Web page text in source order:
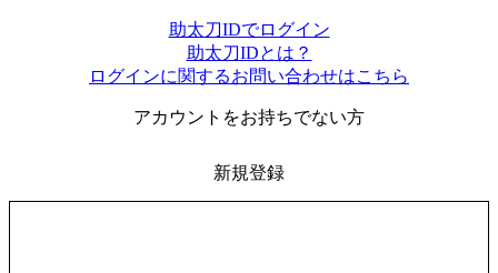
助太刀IDでログイン
助太刀IDとは？
ログインに関するお問い合わせはこちら
アカウントをお持ちでない方
新規登録